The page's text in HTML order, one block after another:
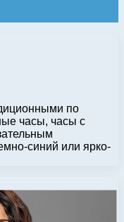
по
часы, часы с
синий или ярко-